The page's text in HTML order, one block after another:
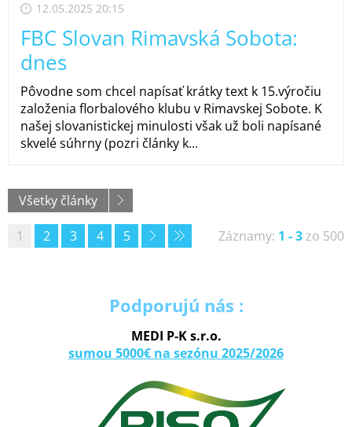
12.05.2025 20:15
FBC Slovan Rimavská Sobota:
dnes
Pôvodne som chcel napísať krátky text k 15.výročiu
založenia florbalového klubu v Rimavskej Sobote. K
našej slovanistickej minulosti však už boli napísané
skvelé súhrny (pozri články k...
Všetky články
Záznamy: 1 - 3zo 500
1 2 3 4 5
Podporujú nás :
MEDI P-K s.r.o.
sumou 5000€ na sezónu 2025/2026